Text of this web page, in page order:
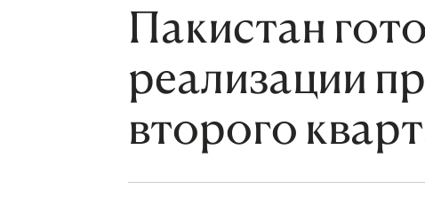
Пакистан
реализации
второго